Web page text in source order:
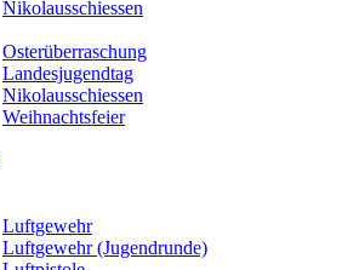
Nikolausschiessen
Osterüberraschung
Landesjugendtag
Nikolausschiessen
Weihnachtsfeier
Luftgewehr
Luftgewehr (Jugendrunde)